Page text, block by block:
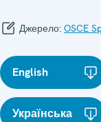
Джерело: OSCE
English
Українська